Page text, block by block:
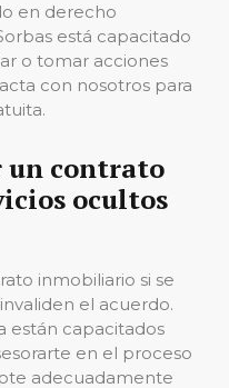
en derecho
está capacitado
o tomar acciones
con nosotros para
un contrato
ocultos
inmobiliario si se
el acuerdo.
están capacitados
en el proceso
adecuadamente